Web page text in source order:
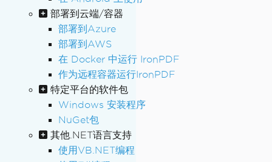
部署到云端/容器
部署到Azure
部署到AWS
在 Docker 中运行 IronPDF
作为远程容器运行IronPDF
特定平台的软件包
Windows 安装程序
NuGet包
其他.NET语言支持
使用VB.NET编程